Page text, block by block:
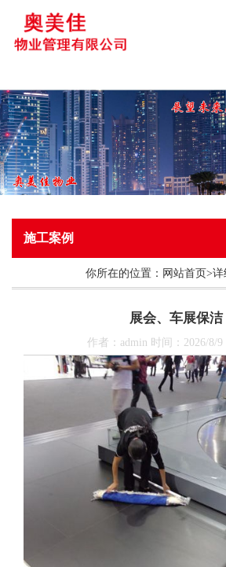
施工案例
你所在的位置：网站首页>详
展会、车展保洁
作者：admin 时间：2026/8/9